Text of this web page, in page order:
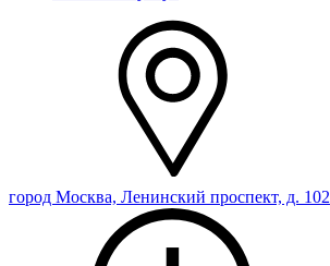
город Москва, Ленинский проспект, д. 102